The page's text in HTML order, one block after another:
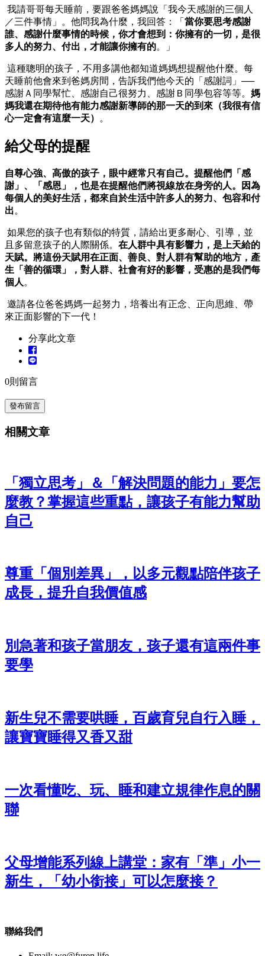
我請哥哥每天睡前，要跟爸爸媽媽說「我今天感謝的三個人
／三件事情」。他問我為什麼，我回答：「 當你要思考感謝
誰、感謝什麼事情的時候，你才會想到：你擁有的一切，是很
多人的努力、付出，才能讓你擁有的。」
這種聰明的孩子，不用多講他都知道媽媽想提醒他什麼。每
天睡前他會來到爸媽房間，告訴我們他今天的「感謝詞」──
感謝Ａ同學幫忙、感謝自己很努力、感謝Ｂ同學包容等等。 媽
媽我還在期待他有能力感謝新導師的那一天的到來（我很有信
心一定會有這麼一天） 。
給父母的提醒
自尊心強、高傲的孩子，眼中經常只有自己。提醒他們「感
謝」、「感恩」，也是在提醒他們將視線放在身旁的人。因為
每個人的美好生活，都來自於生活中許多人的努力、包容和付
出。
如果您的孩子也有類似的特質，請給出更多耐心、引導，並
且多留意孩子的人際關係。 在人群中具有影響力，是上天給的
天賦。將這份天賦用在正面、善良、對人群有幫助的地方，產
生「善的循環」，對人群、社會有好的影響，受惠的是我們每
個人 。
邀請各位爸爸媽媽一起努力，培養出有正念、正向思維、帶
來正面影響的下一代！
分享此文章
0則留言
發布留言
相關文章
「獨立思考」＆「解決問題的能力」要怎
麼教？掌握這些重點，讓孩子有能力幫助
自己
尊重「個別差異」，以多元觀點陪伴孩子
成長，提升自我價值感
別急著和孩子當朋友，孩子還有這兩件事
要學
新生兒不需要哄睡，百歲育兒自行入睡，
讓寶寶睡得又香又甜
一次看懂吃、玩、睡和建立規律作息的關
聯
父母增能系列線上講堂：家有「準」小一
新生，「幼小銜接」可以怎麼接？
聯絡我們